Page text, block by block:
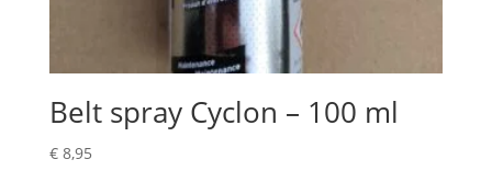
Belt spray Cyclon – 100 ml
€8,95